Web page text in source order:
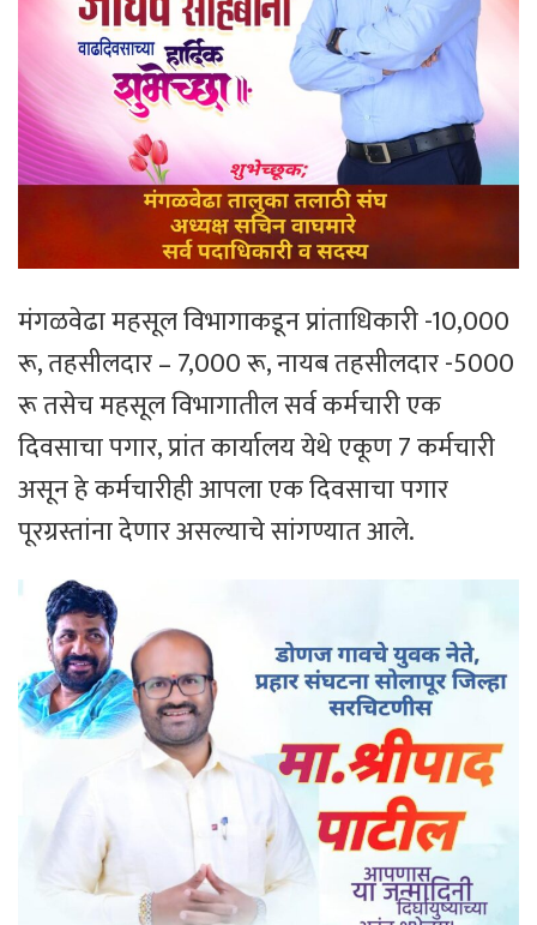
मंगळवेढा महसूल विभागाकडून प्रांताधिकारी -10,000
रू, तहसीलदार – 7,000 रू, नायब तहसीलदार -5000
रू तसेच महसूल विभागातील सर्व कर्मचारी एक
दिवसाचा पगार, प्रांत कार्यालय येथे एकूण 7 कर्मचारी
असून हे कर्मचारीही आपला एक दिवसाचा पगार
पूरग्रस्तांना देणार असल्याचे सांगण्यात आले.